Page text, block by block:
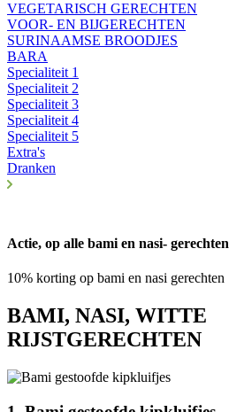
VEGETARISCH GERECHTEN
VOOR- EN BIJGERECHTEN
SURINAAMSE BROODJES
BARA
Specialiteit 1
Specialiteit 2
Specialiteit 3
Specialiteit 4
Specialiteit 5
Extra's
Dranken
Actie, op alle bami en nasi- gerechten
10% korting op bami en nasi gerechten
BAMI, NASI, WITTE
RIJSTGERECHTEN